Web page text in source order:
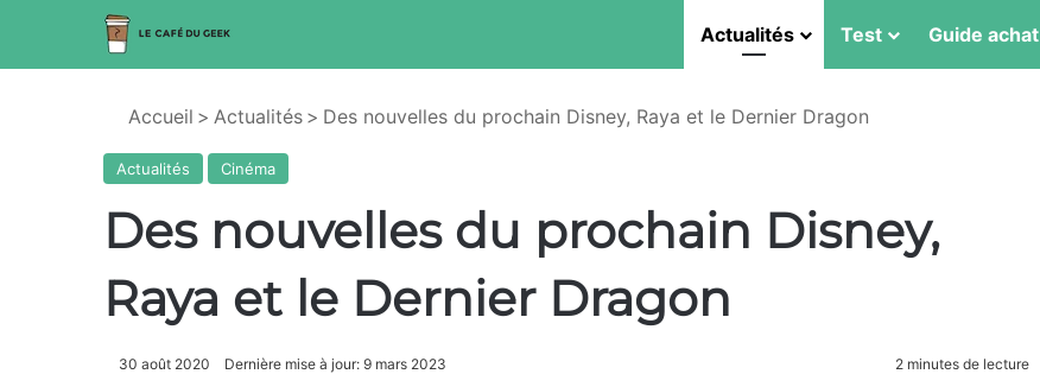
Actualités Test Guide achat
Accueil > Actualités > Des nouvelles du prochain Disney, Raya et le Dernier Dragon
Actualités Cinéma
Des nouvelles du prochain Disney,
Raya et le Dernier Dragon
30 août 2020 Dernière mise à jour: 9 mars 2023 2 minutes de lecture